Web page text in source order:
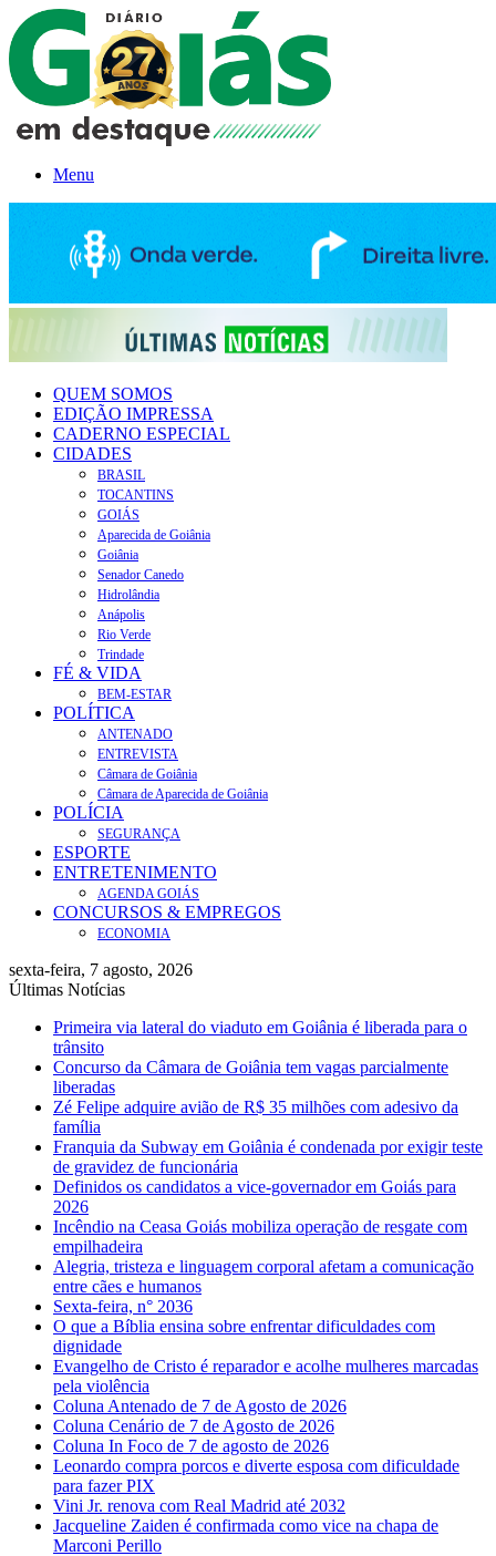
Menu
QUEM SOMOS
EDIÇÃO IMPRESSA
CADERNO ESPECIAL
CIDADES
BRASIL
TOCANTINS
GOIÁS
Aparecida de Goiânia
Goiânia
Senador Canedo
Hidrolândia
Anápolis
Rio Verde
Trindade
FÉ & VIDA
BEM-ESTAR
POLÍTICA
ANTENADO
ENTREVISTA
Câmara de Goiânia
Câmara de Aparecida de Goiânia
POLÍCIA
SEGURANÇA
ESPORTE
ENTRETENIMENTO
AGENDA GOIÁS
CONCURSOS & EMPREGOS
ECONOMIA
sexta-feira, 7 agosto, 2026
Últimas Notícias
Primeira via lateral do viaduto em Goiânia é liberada para o
trânsito
Concurso da Câmara de Goiânia tem vagas parcialmente
liberadas
Zé Felipe adquire avião de R$ 35 milhões com adesivo da
família
Franquia da Subway em Goiânia é condenada por exigir teste
de gravidez de funcionária
Definidos os candidatos a vice-governador em Goiás para
2026
Incêndio na Ceasa Goiás mobiliza operação de resgate com
empilhadeira
Alegria, tristeza e linguagem corporal afetam a comunicação
entre cães e humanos
Sexta-feira, n° 2036
O que a Bíblia ensina sobre enfrentar dificuldades com
dignidade
Evangelho de Cristo é reparador e acolhe mulheres marcadas
pela violência
Coluna Antenado de 7 de Agosto de 2026
Coluna Cenário de 7 de Agosto de 2026
Coluna In Foco de 7 de agosto de 2026
Leonardo compra porcos e diverte esposa com dificuldade
para fazer PIX
Vini Jr. renova com Real Madrid até 2032
Jacqueline Zaiden é confirmada como vice na chapa de
Marconi Perillo